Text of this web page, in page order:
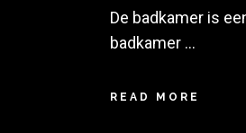
De badkamer is
badkamer
READ MORE